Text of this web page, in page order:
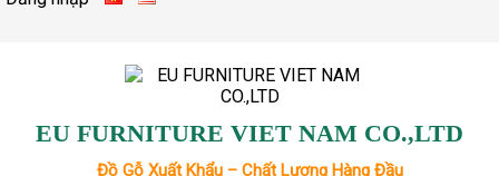
Skip
EU FURNITURE VIET NAM CO.,LTD
Đồ Gỗ Xuất Khẩu – Chất Lượng Hàng Đầu